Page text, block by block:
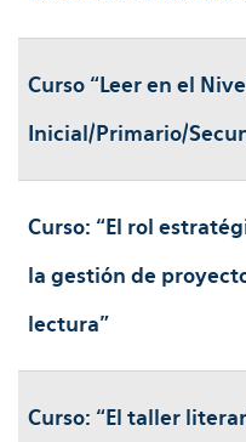
Curso “Leer en el Nivel
Inicial/Primario/
Curso: “El rol
la gestión de
lectura”
Curso: “El taller